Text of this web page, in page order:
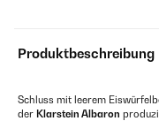
Produktbeschreibung
Schluss mit leerem
der Klarstein Albaron